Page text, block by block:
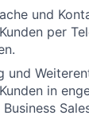
und
per
und
in